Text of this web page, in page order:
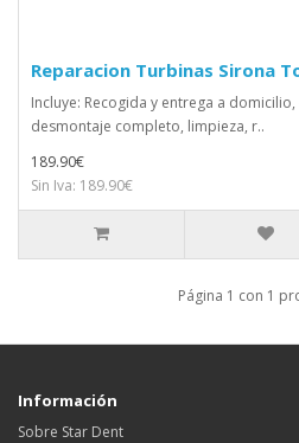
Reparacion Turbinas Sirona
Incluye: Recogida y entrega a
desmontaje completo, limpieza, r..
189.90€
Sin Iva: 189.90€
Página 1 con 1
Información
Sobre Star Dent